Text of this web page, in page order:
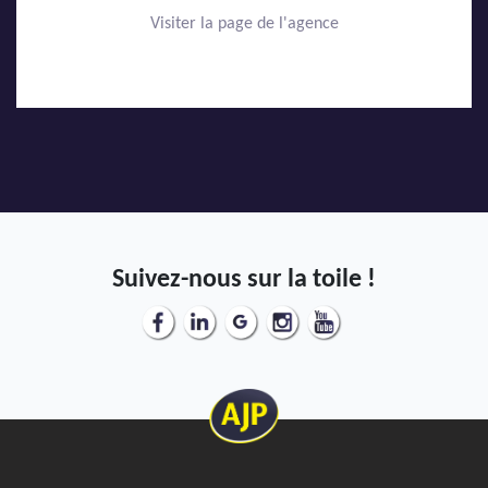
Visiter la page de l'agence
Suivez-nous sur la toile !